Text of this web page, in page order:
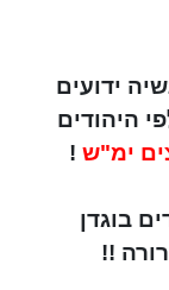
ידועים
היהודים
ימ"ש!
בוגדן
!!